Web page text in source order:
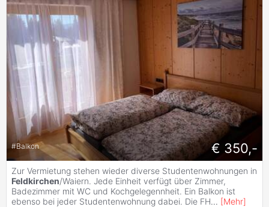
#Balkon € 350,-
Zur Vermietung stehen wieder diverse Studentenwohnungen in
Feldkirchen/Waiern. Jede Einheit verfügt über Zimmer,
Badezimmer mit WC und Kochgelegennheit. Ein Balkon ist
ebenso bei jeder Studentenwohnung dabei. Die FH... [Mehr]